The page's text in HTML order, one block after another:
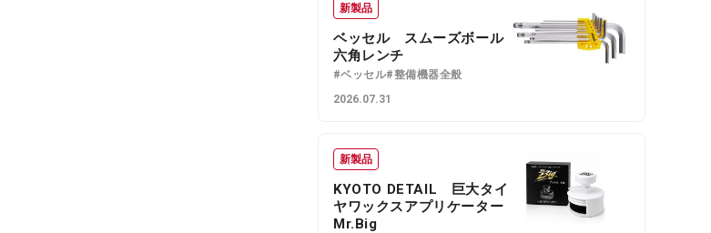
新製品
ベッセル スムーズボール
六角レンチ
#ベッセル#整備機器全般
2026.07.31
新製品
KYOTO DETAIL 巨大タイ
ヤワックスアプリケーター
Mr.Big